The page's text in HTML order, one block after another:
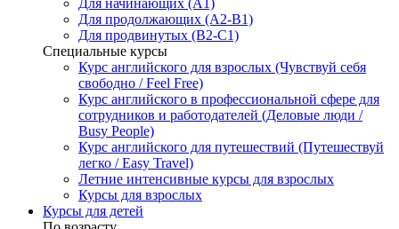
Для начинающих (A1)
Для продолжающих (A2-B1)
Для продвинутых (B2-C1)
Специальные курсы
Курс английского для взрослых (Чувствуй себя
свободно / Feel Free)
Курс английского в профессиональной сфере для
сотрудников и работодателей (Деловые люди /
Busy People)
Курс английского для путешествий (Путешествуй
легко / Easy Travel)
Летние интенсивные курсы для взрослых
Курсы для взрослых
Курсы для детей